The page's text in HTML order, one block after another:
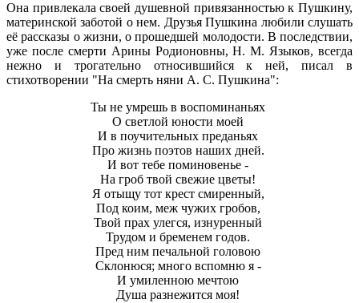
Она привлекала своей душевной привязанностью к Пушкину,
материнской заботой о нем. Друзья Пушкина любили слушать
её рассказы о жизни, о прошедшей молодости. В последствии,
уже после смерти Арины Родионовны, Н. М. Языков, всегда
нежно и трогательно относившийся к ней, писал в
стихотворении "На смерть няни А. С. Пушкина":
Ты не умрешь в воспоминаньях
О светлой юности моей
И в поучительных преданьях
Про жизнь поэтов наших дней.
И вот тебе поминовенье -
На гроб твой свежие цветы!
Я отыщу тот крест смиренный,
Под коим, меж чужих гробов,
Твой прах улегся, изнуренный
Трудом и бременем годов.
Пред ним печальной головою
Склонюся; много вспомню я -
И умиленною мечтою
Душа разнежится моя!